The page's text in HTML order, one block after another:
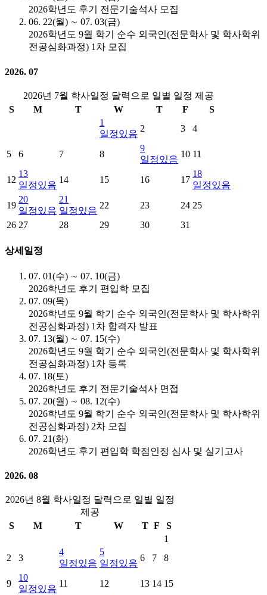
2026학년도 후기 전문기술석사 모집
06. 22(월) ∼ 07. 03(금)
2026학년도 9월 학기 순수 외국인(전문학사 및 학사학위
전공심화과정) 1차 모집
2026. 07
2026년 7월 학사일정 달력으로 일별 일정 제공
S
M T W T F
S
1
일정있음
2 3 4
5 6 7 8
9
일정있음
10 11
12
13
일정있음
14 15 16 17
18
일정있음
19
20
일정있음
21
일정있음
22 23 24 25
26 27 28 29 30 31
상세일정
07. 01(수) ∼ 07. 10(금)
2026학년도 후기 편입학 모집
07. 09(목)
2026학년도 9월 학기 순수 외국인(전문학사 및 학사학위
전공심화과정) 1차 합격자 발표
07. 13(월) ∼ 07. 15(수)
2026학년도 9월 학기 순수 외국인(전문학사 및 학사학위
전공심화과정) 1차 등록
07. 18(토)
2026학년도 후기 전문기술석사 면접
07. 20(월) ∼ 08. 12(수)
2026학년도 9월 학기 순수 외국인(전문학사 및 학사학위
전공심화과정) 2차 모집
07. 21(화)
2026학년도 후기 편입학 학점인정 심사 및 실기고사
2026. 08
2026년 8월 학사일정 달력으로 일별 일정
제공
S
M T W T F
S
1
2
3
4
일정있음
5
일정있음
6 7 8
9
10
일정있음
11 12 13 14 15